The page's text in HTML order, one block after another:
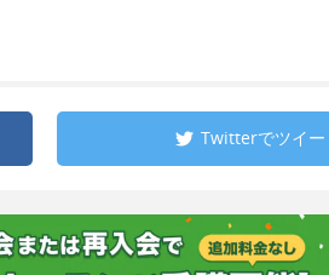
Twitterでツイー